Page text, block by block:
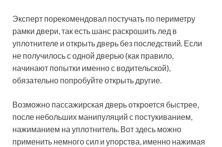
Эксперт порекомендовал постучать по периметру
рамки двери, так есть шанс раскрошить лед в
уплотнителе и открыть дверь без последствий. Если
не получилось с одной дверью (как правило,
начинают попытки именно с водительской),
обязательно попробуйте открыть другие.
Возможно пассажирская дверь откроется быстрее,
после небольших манипуляций с постукиванием,
нажиманием на уплотнитель. Вот здесь можно
применить немного сил и упорства, именно нажимая